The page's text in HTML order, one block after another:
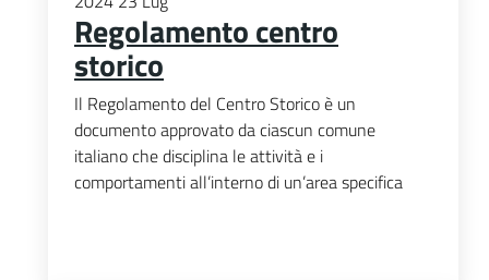
Regolamento centro
storico
Il Regolamento del Centro Storico è un
documento approvato da ciascun comune
italiano che disciplina le attività e i
comportamenti all’interno di un’area specifica